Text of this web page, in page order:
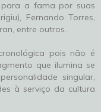
para a fama por suas
Fernando Torres,
entre outros.
pois não é
que ilumina se
singular,
à serviço da cultura